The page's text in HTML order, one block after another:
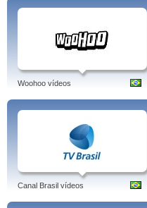
Woohoo vídeos
Canal Brasil vídeos